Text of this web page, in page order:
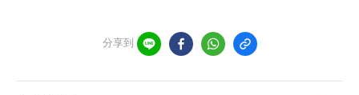
分享到